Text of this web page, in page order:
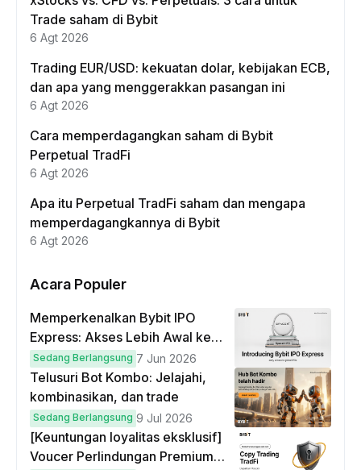
Trade saham di Bybit
6 Agt 2026
Trading EUR/USD: kekuatan dolar, kebijakan ECB,
dan apa yang menggerakkan pasangan ini
6 Agt 2026
Cara memperdagangkan saham di Bybit
Perpetual TradFi
6 Agt 2026
Apa itu Perpetual TradFi saham dan mengapa
memperdagangkannya di Bybit
6 Agt 2026
Acara Populer
Memperkenalkan Bybit IPO
Express: Akses Lebih Awal ke
IPO Global!
Sedang Berlangsung 7 Jun 2026
Telusuri Bot Kombo: Jelajahi,
kombinasikan, dan trade
Sedang Berlangsung 9 Jul 2026
[Keuntungan loyalitas eksklusif]
Voucer Perlindungan Premium